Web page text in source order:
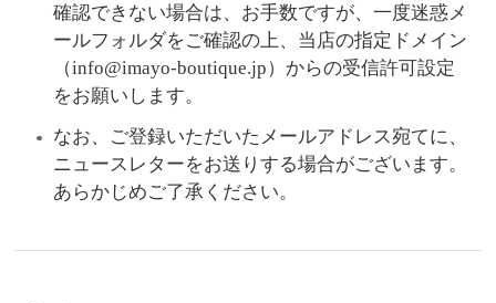
確認できない場合は、お手数ですが、一度迷惑メ
ールフォルダをご確認の上、当店の指定ドメイン
（info@imayo-boutique.jp）からの受信許可設定
をお願いします。
なお、ご登録いただいたメールアドレス宛てに、
ニュースレターをお送りする場合がございます。
あらかじめご了承ください。